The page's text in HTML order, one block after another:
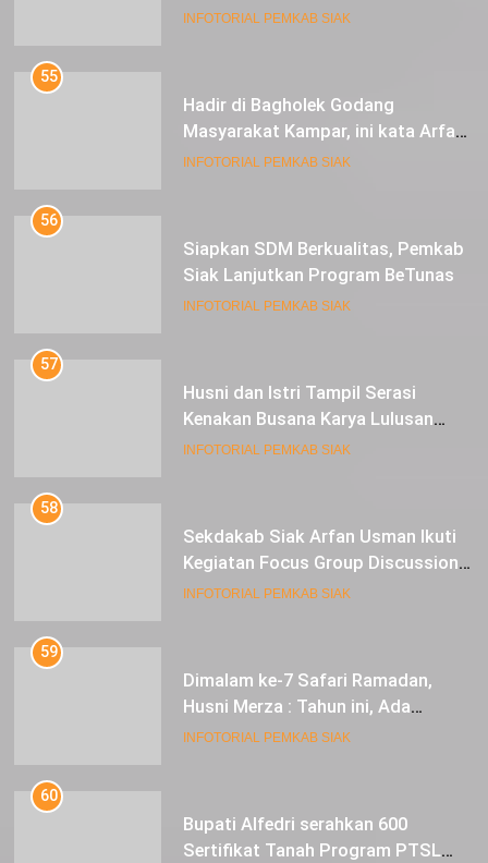
Berkunjung ke Kabupaten Siak
INFOTORIAL PEMKAB SIAK
55
Hadir di Bagholek Godang
Masyarakat Kampar, ini kata Arfan
Usman
INFOTORIAL PEMKAB SIAK
56
Siapkan SDM Berkualitas, Pemkab
Siak Lanjutkan Program BeTunas
INFOTORIAL PEMKAB SIAK
57
Husni dan Istri Tampil Serasi
Kenakan Busana Karya Lulusan
SMK Pariwisata Siak, di Lancang
INFOTORIAL PEMKAB SIAK
58
Sekdakab Siak Arfan Usman Ikuti
Kegiatan Focus Group Discussion
Tentang Kebijakan Penganggaran
INFOTORIAL PEMKAB SIAK
59
Dimalam ke-7 Safari Ramadan,
Husni Merza : Tahun ini, Ada
Perbaikan Jalan Lintas Siak ke
INFOTORIAL PEMKAB SIAK
60
Bupati Alfedri serahkan 600
Sertifikat Tanah Program PTSL